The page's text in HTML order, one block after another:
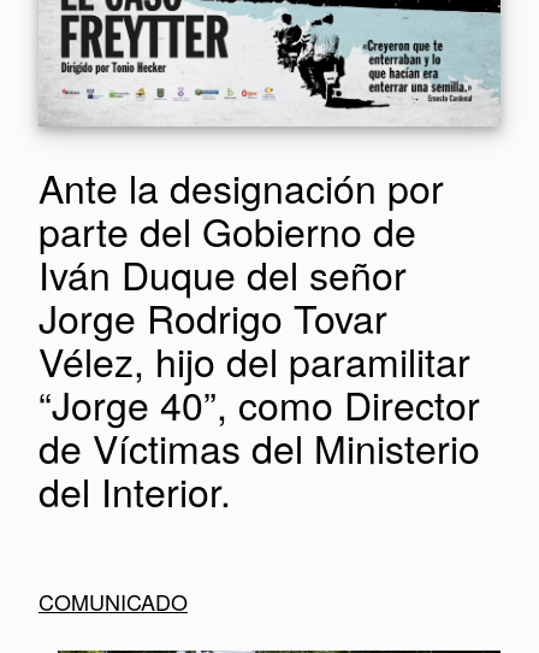
Ante la designación por
parte del Gobierno de
Iván Duque del señor
Jorge Rodrigo Tovar
Vélez, hijo del paramilitar
“Jorge 40”, como Director
de Víctimas del Ministerio
del Interior.
COMUNICADO